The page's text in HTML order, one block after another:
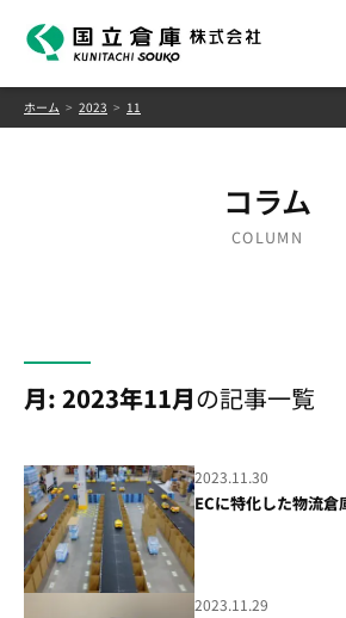
ホーム 2023 11
コラム
COLUMN
月: 2023年11月の記事一覧
2023.11.30
ECに特化した物流倉
2023.11.29